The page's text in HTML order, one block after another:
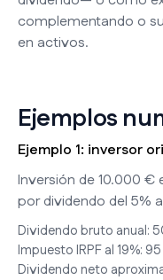
complementando o
en activos.
Ejemplos
Ejemplo 1: inversor
Inversión de 10.000 €
por dividendo del 5%
Dividendo bruto anual:
Impuesto IRPF al 19%:
Dividendo neto